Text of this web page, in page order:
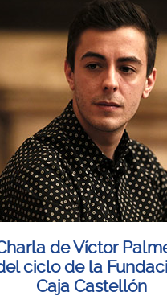
de Víctor
ciclo de la
Caja Castellón